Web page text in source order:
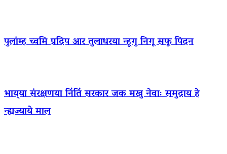
पुलांम्ह च्वमि प्रदिप आर तुलाधरया न्हूगु निगू सफू पिदन
भाय्‌या संरक्षणया निंतिं सरकार जक मखु नेवाः समुदाय हे
न्ह्यज्याये माल